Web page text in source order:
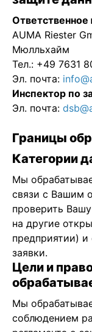
AUMA Riester
Мюлльхайм
Тел.: +49 7631
Эл. почта:
Инспектор по
Эл. почта:
Границы
Категории
Мы
связи с Вашим
проверить
на другие
предприятии)
заявки.
Цели и
Мы
соблюдением